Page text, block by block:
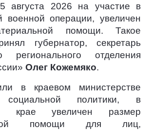
августа 2026 на участие в
военной операции, увеличен
помощи. Такое
губернатор, секретарь
регионального отделения
Олег Кожемяко.
в краевом министерстве
политики, в
крае увеличен размер
помощи для лиц,